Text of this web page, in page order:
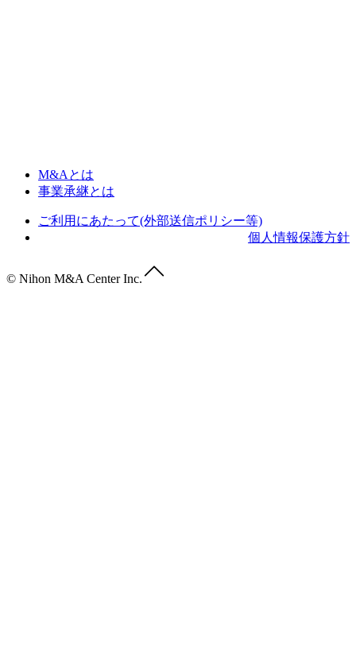
M&Aとは
事業承継とは
ご利用にあたって(外部送信ポリシー等)
個人情報保護方針
© Nihon M&A Center Inc.